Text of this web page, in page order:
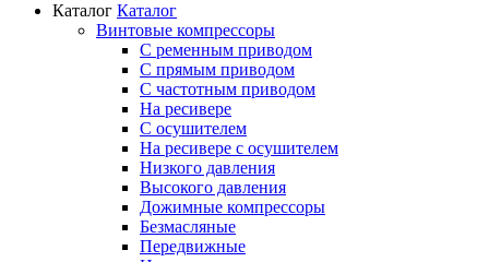
Каталог Каталог
Винтовые компрессоры
С ременным приводом
С прямым приводом
С частотным приводом
На ресивере
С осушителем
На ресивере с осушителем
Низкого давления
Высокого давления
Дожимные компрессоры
Безмасляные
Передвижные